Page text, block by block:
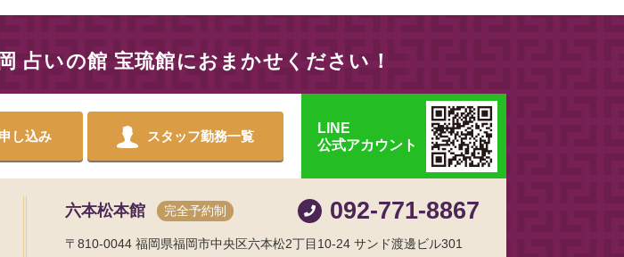
占いの館 宝琉館におまかせください！
し込み スタッフ勤務一覧
LINE
公式アカウント
六本松本館 完全予約制 092-771-8867
〒810-0044 福岡県福岡市中央区六本松2丁目10-24 サンド渡邊ビル301